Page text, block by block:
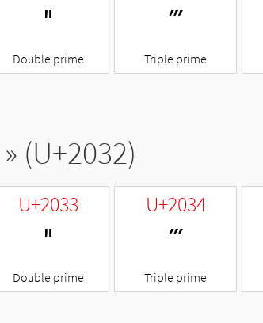
″
Double prime
‴
Triple prime
» (U+2032)
U+2033
″
Double prime
U+2034
‴
Triple prime